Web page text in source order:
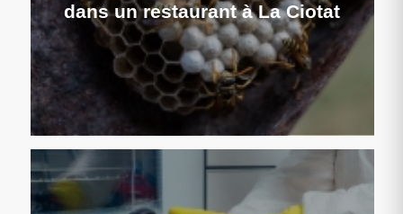
dans un restaurant à La Ciotat